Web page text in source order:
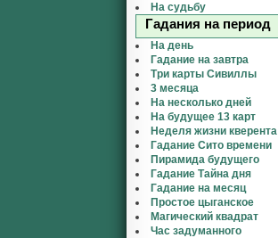
На судьбу
Гадания на период
На день
Гадание на завтра
Три карты Сивиллы
3 месяца
На несколько дней
На будущее 13 карт
Неделя жизни кверента
Гадание Сито времени
Пирамида будущего
Гадание Тайна дня
Гадание на месяц
Простое цыганское
Магический квадрат
Час задуманного